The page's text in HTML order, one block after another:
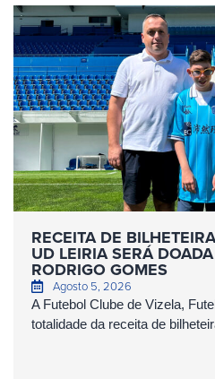
RECEITA DE
UD LEIRIA SERÁ
RODRIGO GOMES
Agosto 5, 2026
A Futebol Clube de Vizela,
totalidade da receita de